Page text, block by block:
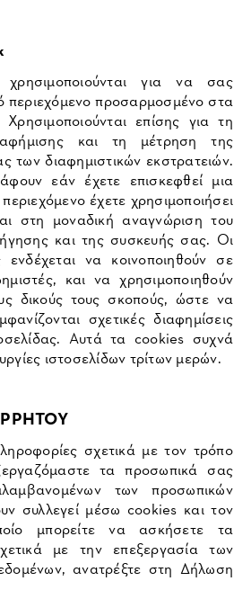
για να σας
περιεχόμενο προσαρμοσμένο στα
επίσης για τη
και τη μέτρηση της
των διαφημιστικών εκστρατειών.
εάν έχετε επισκεφθεί μια
έχετε χρησιμοποιήσει
στη μοναδική αναγνώριση του
και της συσκευής σας. Οι
ενδέχεται να κοινοποιηθούν σε
και να χρησιμοποιηθούν
δικούς τους σκοπούς, ώστε να
σχετικές διαφημίσεις
Αυτά τα cookies συχνά
ιστοσελίδων τρίτων μερών.
σχετικά με τον τρόπο
τα προσωπικά σας
των προσωπικών
συλλεγεί μέσω cookies και τον
μπορείτε να ασκήσετε τα
με την επεξεργασία των
ανατρέξτε στη Δήλωση